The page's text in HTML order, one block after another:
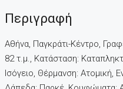
Περιγραφή
Αθήνα, Παγκράτι-Κέντρο,
82 τ.μ., Κατάσταση:
Ισόγειο, Θέρμανση: Ατομική,